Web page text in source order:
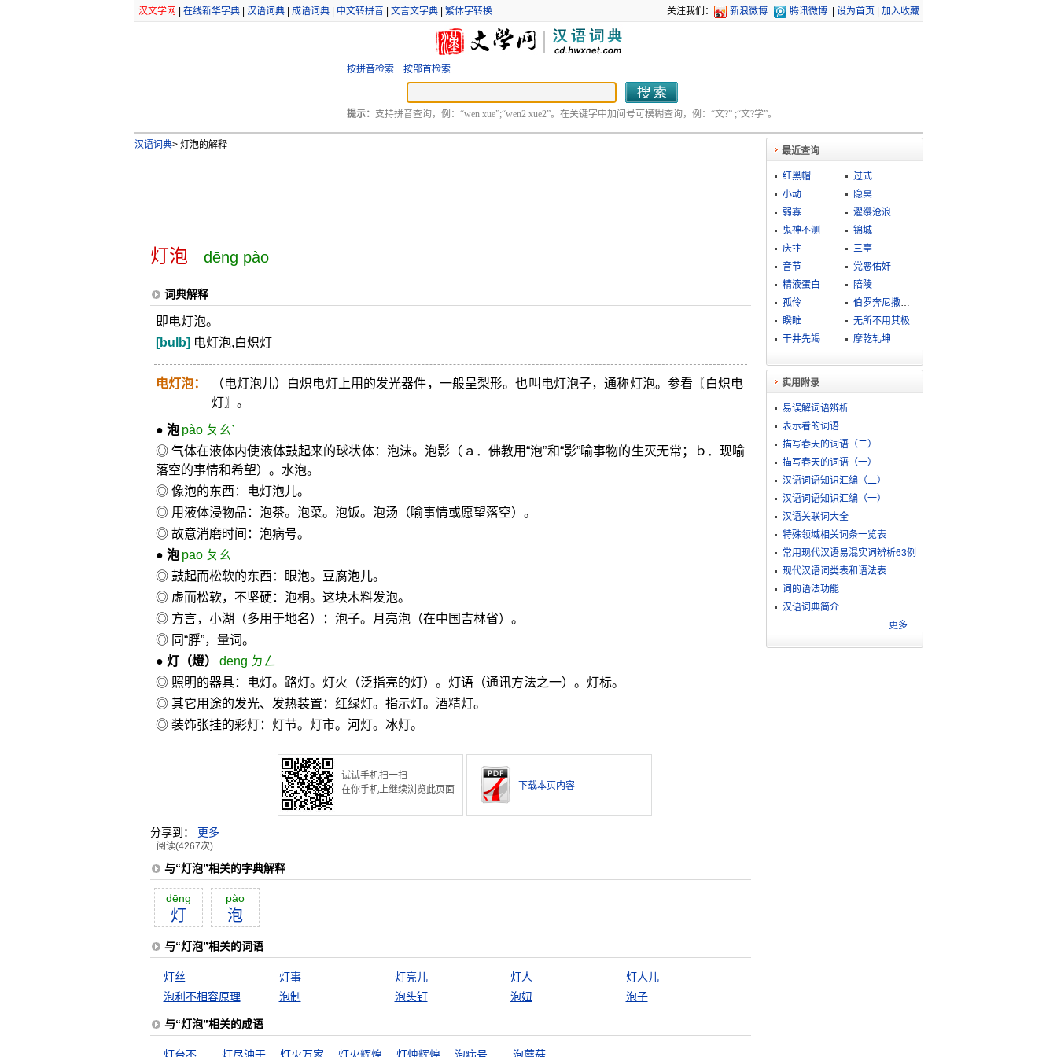
汉文学网 在线新华字典| 汉语词典| 成语词典| 中文转拼音| 文言文字典| 繁体字转换 关注我们： 新浪微博 腾讯微博 设为首页 加入收藏
按拼音检索 按部首检索
提示： 支持拼音查询，例：“wen xue”;“wen2 xue2”。在关键字中加问号可模糊查询，例：“文?” ;“文?学”。
汉语词典>灯泡的解释
灯泡 dēng pào
词典解释
即电灯泡。
[bulb] 电灯泡,白炽灯
电灯泡：
（电灯泡儿）白炽电灯上用的发光器件，一般呈梨形。也叫电灯泡子，通称灯泡。参看〖白炽电
灯〗。
● 泡 pào ㄆㄠˋ
◎ 气体在液体内使液体鼓起来的球状体：泡沫。泡影（ａ．佛教用“泡”和“影”喻事物的生灭无常；ｂ．现喻
落空的事情和希望）。水泡。
◎ 像泡的东西：电灯泡儿。
◎ 用液体浸物品：泡茶。泡菜。泡饭。泡汤（喻事情或愿望落空）。
◎ 故意消磨时间：泡病号。
● 泡 pāo ㄆㄠˉ
◎ 鼓起而松软的东西：眼泡。豆腐泡儿。
◎ 虚而松软，不坚硬：泡桐。这块木料发泡。
◎ 方言，小湖（多用于地名）：泡子。月亮泡（在中国吉林省）。
◎ 同“脬”，量词。
● 灯（燈）
dēng ㄉㄥˉ
◎ 照明的器具：电灯。路灯。灯火（泛指亮的灯）。灯语（通讯方法之一）。灯标。
◎ 其它用途的发光、发热装置：红绿灯。指示灯。酒精灯。
◎ 装饰张挂的彩灯：灯节。灯市。河灯。冰灯。
试试手机扫一扫
在你手机上继续浏览此页面
下载本页内容
分享到： 更多
阅读(4267次)
与“灯泡”相关的字典解释
dēng
灯
pào
泡
与“灯泡”相关的词语
灯丝 灯事 灯亮儿 灯人
灯人儿
泡利不相容原理
泡制 泡头钉 泡妞 泡子
与“灯泡”相关的成语
最近查询
红黑帽
过式
小动
隐冥
弱寡
濯缨沧浪
鬼神不测
锦城
庆抃
三亭
音节
党恶佑奸
精液蛋白
陪陵
孤伶
伯罗奔尼撒战争
睽睢
无所不用其极
干井先竭
摩乾轧坤
实用附录
易误解词语辨析
表示看的词语
描写春天的词语（二）
描写春天的词语（一）
汉语词语知识汇编（二）
汉语词语知识汇编（一）
汉语关联词大全
特殊领域相关词条一览表
常用现代汉语易混实词辨析63例
现代汉语词类表和语法表
词的语法功能
汉语词典简介
更多...